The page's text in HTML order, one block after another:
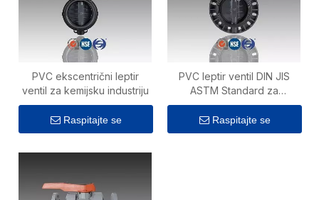
PVC ekscentrični leptir
ventil za kemijsku industriju
Raspitajte se
PVC leptir ventil DIN JIS
ASTM Standard za
vodoopskrbu
Raspitajte se